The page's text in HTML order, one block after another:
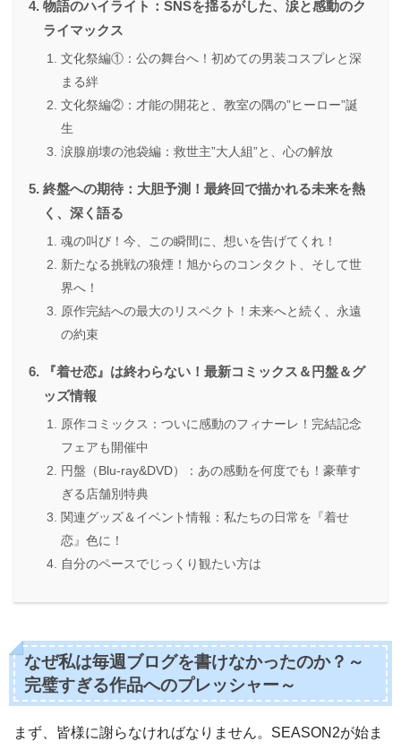
物語のハイライト：SNSを揺るがした、涙と感動のク
ライマックス
文化祭編①：公の舞台へ！初めての男装コスプレと深
まる絆
文化祭編②：才能の開花と、教室の隅の”ヒーロー”誕
生
涙腺崩壊の池袋編：救世主”大人組”と、心の解放
終盤への期待：大胆予測！最終回で描かれる未来を熱
く、深く語る
魂の叫び！今、この瞬間に、想いを告げてくれ！
新たなる挑戦の狼煙！旭からのコンタクト、そして世
界へ！
原作完結への最大のリスペクト！未来へと続く、永遠
の約束
『着せ恋』は終わらない！最新コミックス＆円盤＆グ
ッズ情報
原作コミックス：ついに感動のフィナーレ！完結記念
フェアも開催中
円盤（Blu-ray&DVD）：あの感動を何度でも！豪華す
ぎる店舗別特典
関連グッズ＆イベント情報：私たちの日常を『着せ
恋』色に！
自分のペースでじっくり観たい方は
なぜ私は毎週ブログを書けなかったのか？～
完璧すぎる作品へのプレッシャー～
まず、皆様に謝らなければなりません。SEASON2が始ま